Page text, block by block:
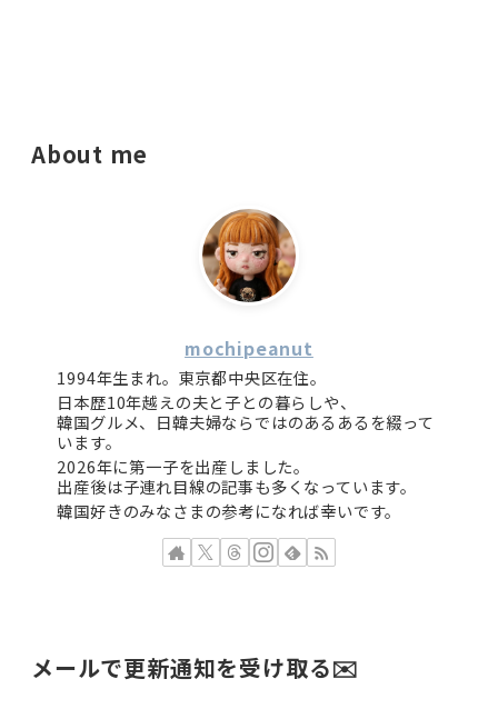
About me
mochipeanut
1994年生まれ。東京都中央区在住。
日本歴10年越えの夫と子との暮らしや、
韓国グルメ、日韓夫婦ならではのあるあるを綴って
います。
2026年に第一子を出産しました。
出産後は子連れ目線の記事も多くなっています。
韓国好きのみなさまの参考になれば幸いです。
メールで更新通知を受け取る✉️